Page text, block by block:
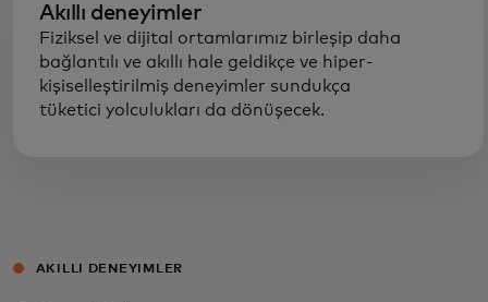
Akıllı deneyimler
Fiziksel ve dijital ortamlarımız birleşip daha
bağlantılı ve akıllı hale geldikçe ve hiper-
kişiselleştirilmiş deneyimler sundukça
tüketici yolculukları da dönüşecek.
AKILLI DENEYIMLER